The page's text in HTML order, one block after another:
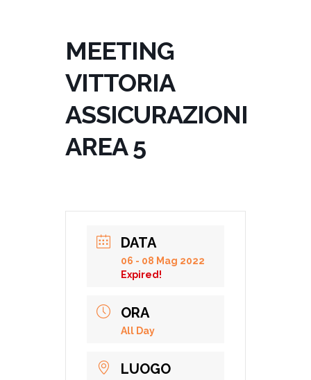
MEETING
VITTORIA
ASSICURAZIONI
AREA 5
DATA
06 - 08 Mag 2022
Expired!
ORA
All Day
LUOGO